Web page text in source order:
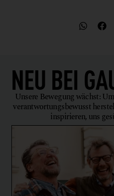
NEU BEI
Unsere Bewegung wächst:
verantwortungsbewusst
inspirieren, uns